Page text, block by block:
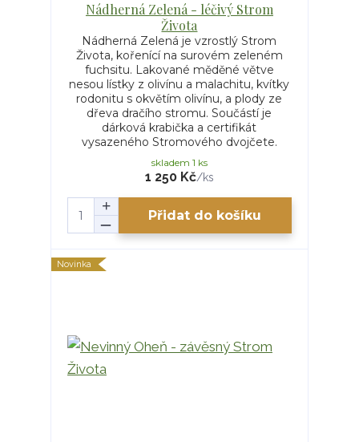
Nádherná Zelená - léčivý Strom
Života
Nádherná Zelená je vzrostlý Strom
Života, kořenící na surovém zeleném
fuchsitu. Lakované měděné větve
nesou lístky z olivínu a malachitu, kvítky
rodonitu s okvětím olivínu, a plody ze
dřeva dračího stromu. Součástí je
dárková krabička a certifikát
vysazeného Stromového dvojčete.
1 250 Kč/ks
skladem 1 ks
Přidat do košíku
Novinka